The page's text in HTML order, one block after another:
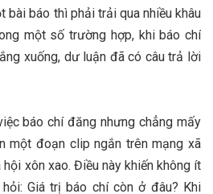
bài báo thì phải trải qua nhiều khâu
một số trường hợp, khi báo chí
xuống, dư luận đã có câu trả lời
báo chí đăng nhưng chẳng mấy
một đoạn clip ngắn trên mạng xã
xôn xao. Điều này khiến không ít
Giá trị báo chí còn ở đâu? Khi